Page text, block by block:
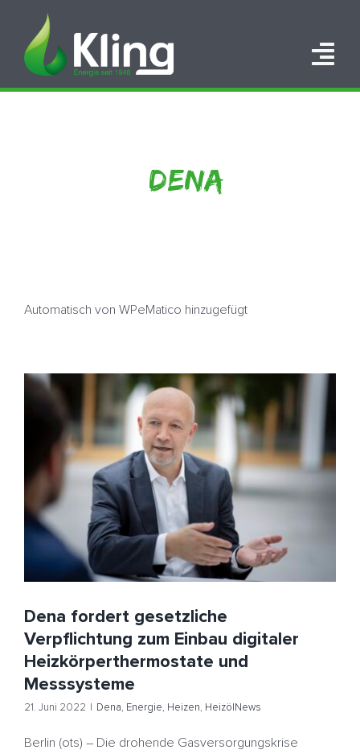
springen
DENA
Automatisch von WPeMatico hinzugefügt
Dena fordert gesetzliche Verpflichtung zum Einbau
digitaler Heizkörperthermostate und Messsysteme
Dena Energie Heizen HeizölNews
Dena fordert gesetzliche
Verpflichtung zum Einbau digitaler
Heizkörperthermostate und
Messsysteme
21. Juni 2022 | Dena, Energie, Heizen, HeizölNews
Berlin (ots) – Die drohende Gasversorgungskrise